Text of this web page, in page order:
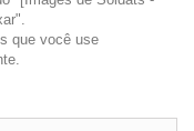
que você use